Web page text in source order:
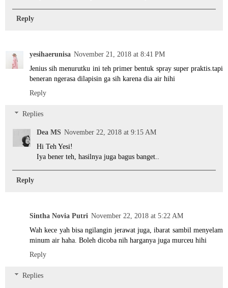
Reply
yesihaerunisa November 21, 2018 at 8:41 PM
Jenius sih menurutku ini teh primer bentuk spray super praktis.tapi
beneran ngerasa dilapisin ga sih karena dia air hihi
Reply
Replies
Dea MS November 22, 2018 at 9:15 AM
Hi Teh Yesi!
Iya bener teh, hasilnya juga bagus banget..
Reply
Sintha Novia Putri November 22, 2018 at 5:22 AM
Wah kece yah bisa ngilangin jerawat juga, ibarat sambil menyelam
minum air haha. Boleh dicoba nih harganya juga murceu hihi
Reply
Replies